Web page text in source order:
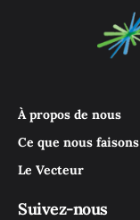
À propos de nous
Ce que nous faisons
Le Vecteur
Suivez-nous